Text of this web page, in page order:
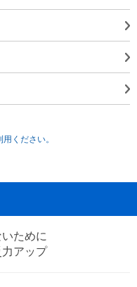
ください。
ために
アップ